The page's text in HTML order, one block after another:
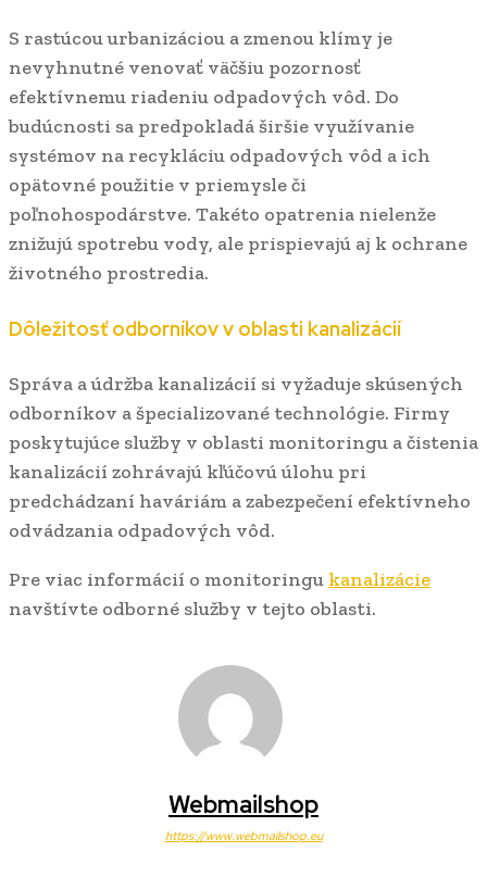
S rastúcou urbanizáciou a zmenou klímy je
nevyhnutné venovať väčšiu pozornosť
efektívnemu riadeniu odpadových vôd. Do
budúcnosti sa predpokladá širšie využívanie
systémov na recykláciu odpadových vôd a ich
opätovné použitie v priemysle či
poľnohospodárstve. Takéto opatrenia nielenže
znižujú spotrebu vody, ale prispievajú aj k ochrane
životného prostredia.
Dôležitosť odborníkov v oblasti kanalizácií
Správa a údržba kanalizácií si vyžaduje skúsených
odborníkov a špecializované technológie. Firmy
poskytujúce služby v oblasti monitoringu a čistenia
kanalizácií zohrávajú kľúčovú úlohu pri
predchádzaní haváriám a zabezpečení efektívneho
odvádzania odpadových vôd.
Pre viac informácií o monitoringu kanalizácie
navštívte odborné služby v tejto oblasti.
Webmailshop
https://www.webmailshop.eu